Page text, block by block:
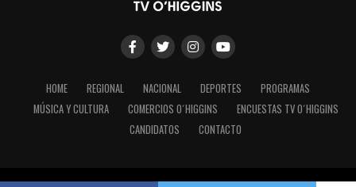
HOME REGIONAL NACIONAL DEPORTES
PROGRAMAS
MÚSICA Y CULTURA
COMERCIOS O´HIGGINS
ENCUESTAS TV O´HIGGINS
CANDIDATOS
CONTACTO